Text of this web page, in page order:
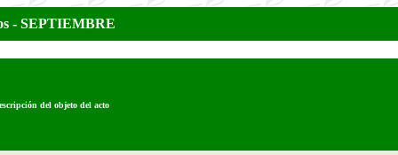
- SEPTIEMBRE
del objeto del acto